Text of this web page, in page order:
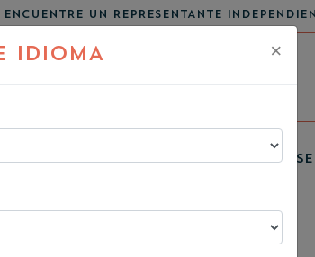
ENCUENTRE UN REPRESENTANTE
TIENDA
IDIOMA ×